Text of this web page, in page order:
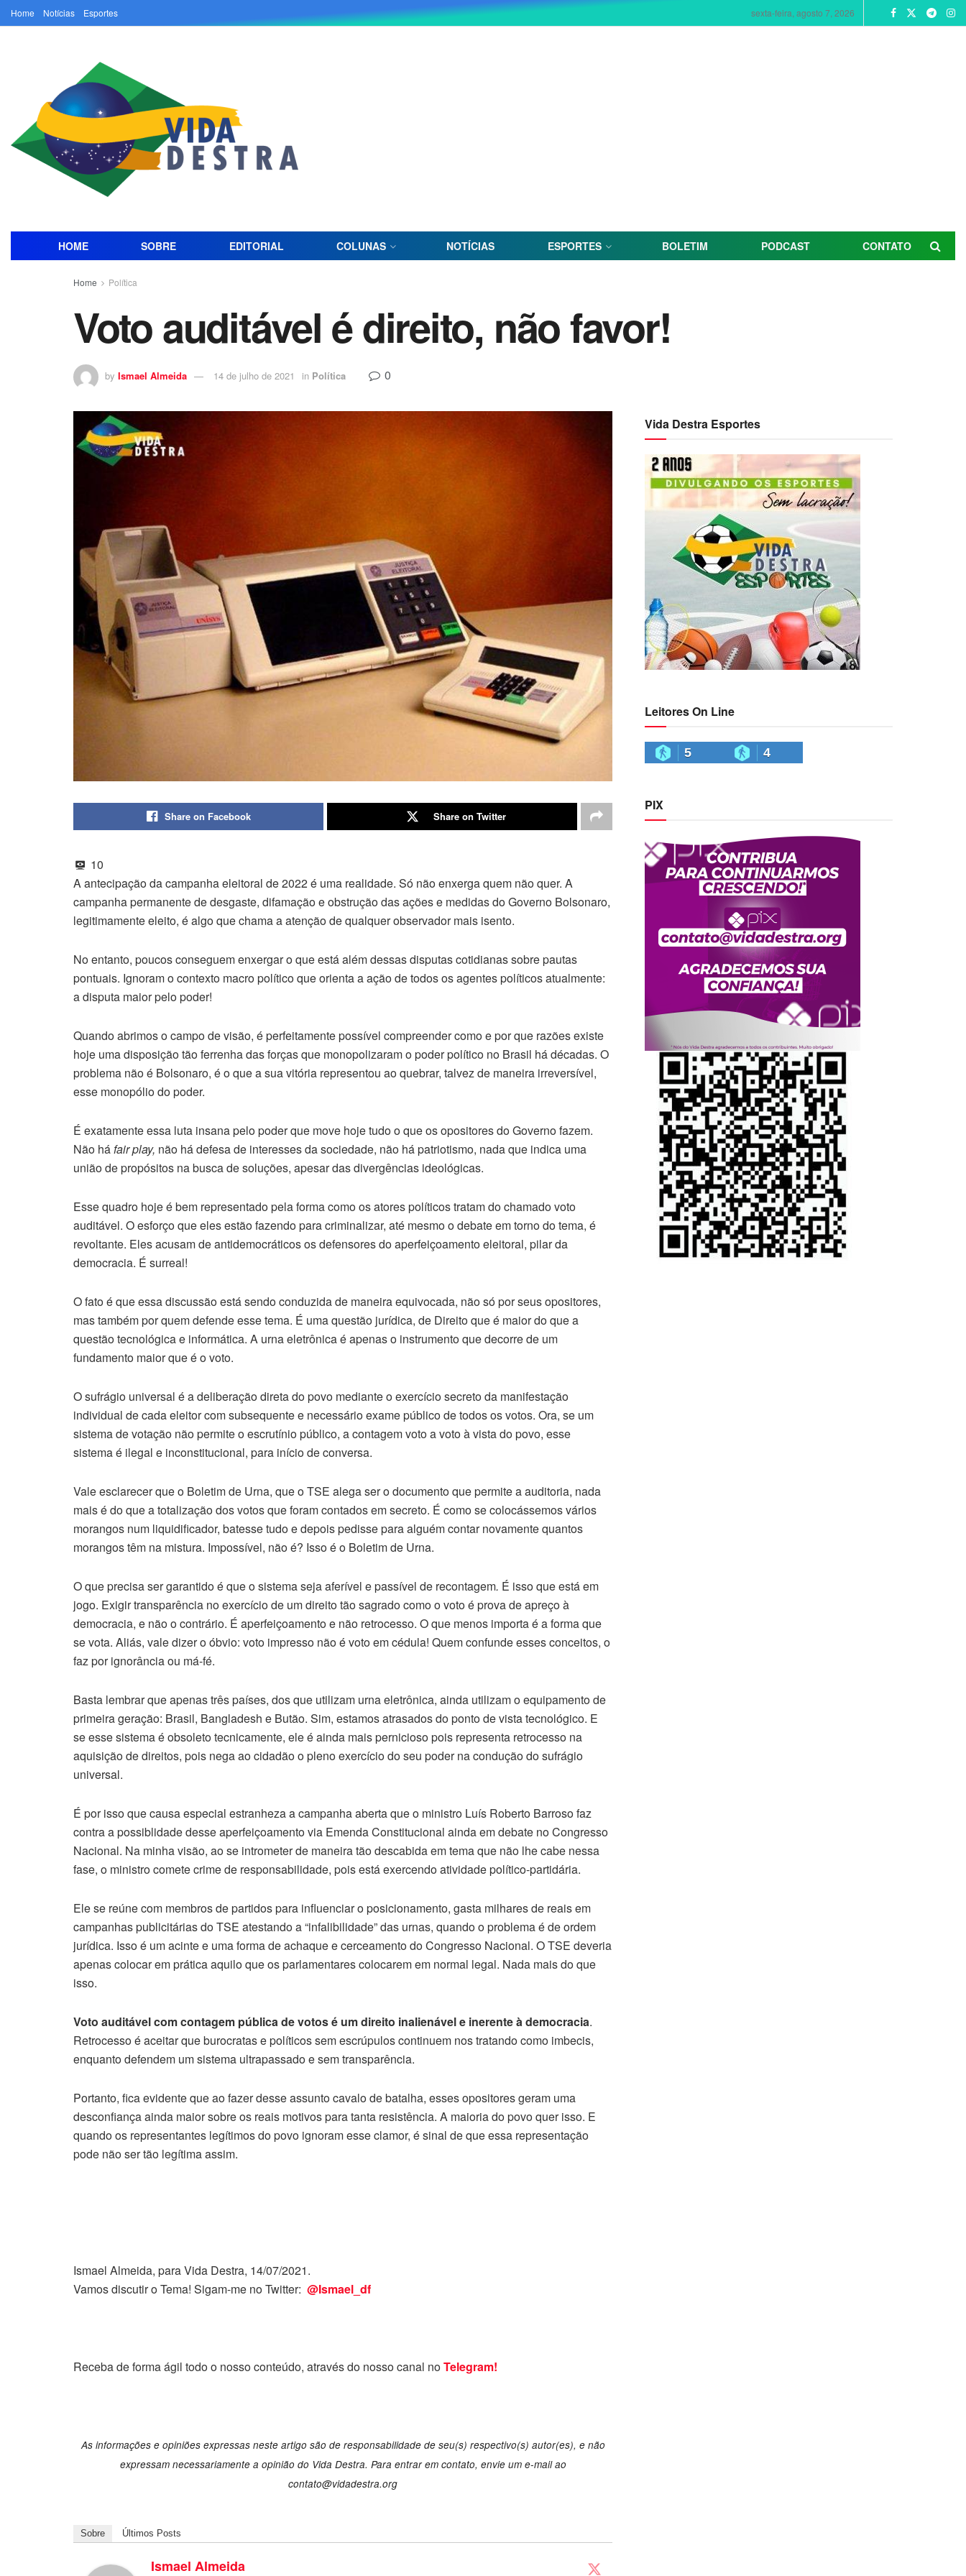
Home Notícias Esportes sexta-feira, agosto 7, 2026
HOME SOBRE EDITORIAL COLUNAS NOTÍCIAS ESPORTES BOLETIM PODCAST CONTATO
Home Política
Voto auditável é direito, não favor!
by Ismael Almeida 14 de julho de 2021 in Política 0
Share on Facebook Share on Twitter
10
A antecipação da campanha eleitoral de 2022 é uma realidade. Só não enxerga quem não quer. A
campanha permanente de desgaste, difamação e obstrução das ações e medidas do Governo Bolsonaro,
legitimamente eleito, é algo que chama a atenção de qualquer observador mais isento.
No entanto, poucos conseguem enxergar o que está além dessas disputas cotidianas sobre pautas
pontuais. Ignoram o contexto macro político que orienta a ação de todos os agentes políticos atualmente:
a disputa maior pelo poder!
Quando abrimos o campo de visão, é perfeitamente possível compreender como e por que razões existe
hoje uma disposição tão ferrenha das forças que monopolizaram o poder político no Brasil há décadas. O
problema não é Bolsonaro, é o que a sua vitória representou ao quebrar, talvez de maneira irreversível,
esse monopólio do poder.
É exatamente essa luta insana pelo poder que move hoje tudo o que os opositores do Governo fazem.
Não háfair play, não há defesa de interesses da sociedade, não há patriotismo, nada que indica uma
união de propósitos na busca de soluções, apesar das divergências ideológicas.
Esse quadro hoje é bem representado pela forma como os atores políticos tratam do chamado voto
auditável. O esforço que eles estão fazendo para criminalizar, até mesmo o debate em torno do tema, é
revoltante. Eles acusam de antidemocráticos os defensores do aperfeiçoamento eleitoral, pilar da
democracia. É surreal!
O fato é que essa discussão está sendo conduzida de maneira equivocada, não só por seus opositores,
mas também por quem defende esse tema. É uma questão jurídica, de Direito que é maior do que a
questão tecnológica e informática. A urna eletrônica é apenas o instrumento que decorre de um
fundamento maior que é o voto.
O sufrágio universal é a deliberação direta do povo mediante o exercício secreto da manifestação
individual de cada eleitor com subsequente e necessário exame público de todos os votos. Ora, se um
sistema de votação não permite o escrutínio público, a contagem voto a voto à vista do povo, esse
sistema é ilegal e inconstitucional, para início de conversa.
Vale esclarecer que o Boletim de Urna, que o TSE alega ser o documento que permite a auditoria, nada
mais é do que a totalização dos votos que foram contados em secreto. É como se colocássemos vários
morangos num liquidificador, batesse tudo e depois pedisse para alguém contar novamente quantos
morangos têm na mistura. Impossível, não é? Isso é o Boletim de Urna.
O que precisa ser garantido é que o sistema seja aferível e passível de recontagem. É isso que está em
jogo. Exigir transparência no exercício de um direito tão sagrado como o voto é prova de apreço à
democracia, e não o contrário. É aperfeiçoamento e não retrocesso. O que menos importa é a forma que
se vota. Aliás, vale dizer o óbvio: voto impresso não é voto em cédula! Quem confunde esses conceitos, o
faz por ignorância ou má-fé.
Basta lembrar que apenas três países, dos que utilizam urna eletrônica, ainda utilizam o equipamento de
primeira geração: Brasil, Bangladesh e Butão. Sim, estamos atrasados do ponto de vista tecnológico. E
se esse sistema é obsoleto tecnicamente, ele é ainda mais pernicioso pois representa retrocesso na
aquisição de direitos, pois nega ao cidadão o pleno exercício do seu poder na condução do sufrágio
universal.
É por isso que causa especial estranheza a campanha aberta que o ministro Luís Roberto Barroso faz
contra a possiblidade desse aperfeiçoamento via Emenda Constitucional ainda em debate no Congresso
Nacional. Na minha visão, ao se intrometer de maneira tão descabida em tema que não lhe cabe nessa
fase, o ministro comete crime de responsabilidade, pois está exercendo atividade político-partidária.
Ele se reúne com membros de partidos para influenciar o posicionamento, gasta milhares de reais em
campanhas publicitárias do TSE atestando a “infalibilidade” das urnas, quando o problema é de ordem
jurídica. Isso é um acinte e uma forma de achaque e cerceamento do Congresso Nacional. O TSE deveria
apenas colocar em prática aquilo que os parlamentares colocarem em normal legal. Nada mais do que
isso.
Voto auditável com contagem pública de votos é um direito inalienável e inerente à democracia.
Retrocesso é aceitar que burocratas e políticos sem escrúpulos continuem nos tratando como imbecis,
enquanto defendem um sistema ultrapassado e sem transparência.
Portanto, fica evidente que ao fazer desse assunto cavalo de batalha, esses opositores geram uma
desconfiança ainda maior sobre os reais motivos para tanta resistência. A maioria do povo quer isso. E
quando os representantes legítimos do povo ignoram esse clamor, é sinal de que essa representação
pode não ser tão legítima assim.
Ismael Almeida, para Vida Destra, 14/07/2021.
Vamos discutir o Tema! Sigam-me no Twitter: @Ismael_df
Receba de forma ágil todo o nosso conteúdo, através do nosso canal noTelegram!
As informações e opiniões expressas neste artigo são de responsabilidade de seu(s) respectivo(s) autor(es), e não
expressam necessariamente a opinião do Vida Destra. Para entrar em contato, envie um e-mail ao
contato@vidadestra.org
Sobre Últimos Posts
Ismael Almeida
Vida Destra Esportes
Leitores On Line
5 4
PIX